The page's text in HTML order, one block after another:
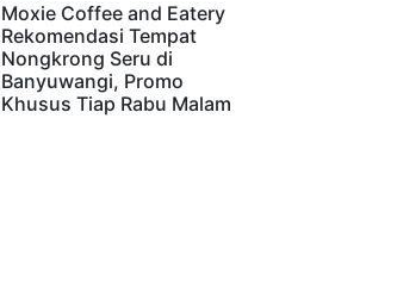
Moxie Coffee and Eatery
Rekomendasi Tempat
Nongkrong Seru di
Banyuwangi, Promo
Khusus Tiap Rabu Malam